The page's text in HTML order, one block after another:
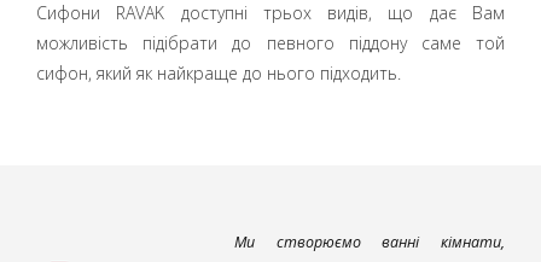
Сифони RAVAK доступні трьох видів, що дає Вам
можливість підібрати до певного піддону саме той
сифон, який як найкраще до нього підходить.
Ми створюємо ванні кімнати,